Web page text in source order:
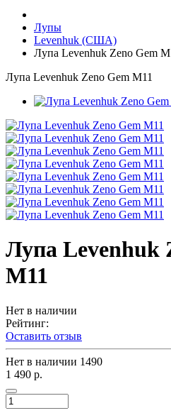
Лупы
Levenhuk (США)
Лупа Levenhuk Zeno Gem
Лупа Levenhuk Zeno Gem M11
Лупа Levenhuk
M11
Нет в наличии
Рейтинг:
Оставить отзыв
Нет в наличии 1490
1 490 р.